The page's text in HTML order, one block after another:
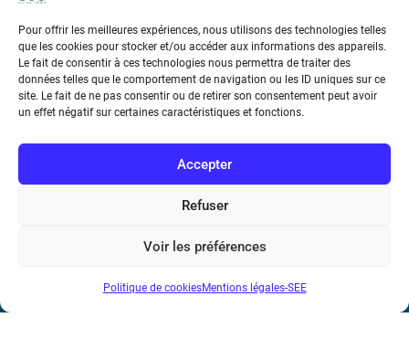
Pour offrir les meilleures expériences, nous utilisons des technologies telles
que les cookies pour stocker et/ou accéder aux informations des appareils.
Le fait de consentir à ces technologies nous permettra de traiter des
données telles que le comportement de navigation ou les ID uniques sur ce
site. Le fait de ne pas consentir ou de retirer son consentement peut avoir
un effet négatif sur certaines caractéristiques et fonctions.
Accepter
Refuser
Voir les préférences
Politique de cookiesMentions légales-SEE
Société de l’Electricité, de l’Electronique et des Technologies
75116 Paris
Téléphone : (+33) 1 56 90 37 17
N° de SIREN : 785 393 232, Code APE : 9412Z TVA intra-